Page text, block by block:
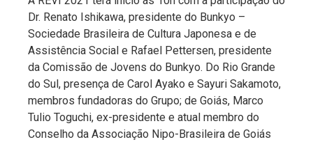
Dr. Renato Ishikawa, presidente do Bunkyo –
Sociedade Brasileira de Cultura Japonesa e de
Assistência Social e Rafael Pettersen, presidente
da Comissão de Jovens do Bunkyo. Do Rio Grande
do Sul, presença de Carol Ayako e Sayuri Sakamoto,
membros fundadoras do Grupo; de Goiás, Marco
Tulio Toguchi, ex-presidente e atual membro do
Conselho da Associação Nipo-Brasileira de Goiás